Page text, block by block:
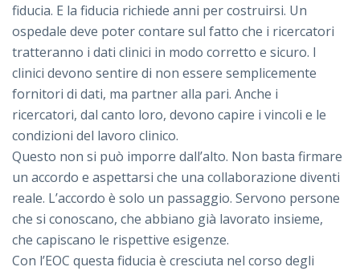
fiducia. E la fiducia richiede anni per costruirsi. Un
ospedale deve poter contare sul fatto che i ricercatori
tratteranno i dati clinici in modo corretto e sicuro. I
clinici devono sentire di non essere semplicemente
fornitori di dati, ma partner alla pari. Anche i
ricercatori, dal canto loro, devono capire i vincoli e le
condizioni del lavoro clinico.
Questo non si può imporre dall’alto. Non basta firmare
un accordo e aspettarsi che una collaborazione diventi
reale. L’accordo è solo un passaggio. Servono persone
che si conoscano, che abbiano già lavorato insieme,
che capiscano le rispettive esigenze.
Con l’EOC questa fiducia è cresciuta nel corso degli